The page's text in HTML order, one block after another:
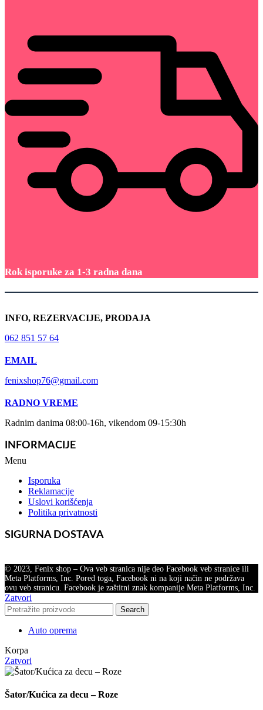
Rok isporuke za 1-3 radna dana
INFO, REZERVACIJE, PRODAJA
062 851 57 64
EMAIL
fenixshop76@gmail.com
RADNO VREME
Radnim danima 08:00-16h, vikendom 09-15:30h
INFORMACIJE
Menu
Isporuka
Reklamacije
Uslovi korišćenja
Politika privatnosti
SIGURNA DOSTAVA
© 2023, Fenix shop – Ova veb stranica nije deo Facebook veb stranice ili
Meta Platforms, Inc. Pored toga, Facebook ni na koji način ne podržava
ovu veb stranicu. Facebook je zaštitni znak kompanije Meta Platforms, Inc.
Zatvori
Search
Auto oprema
Korpa
Zatvori
Šator/Kućica za decu – Roze